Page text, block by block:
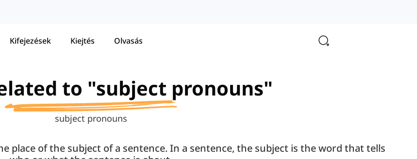
Kifejezések Kiejtés Olvasás
to "subject pronouns"
subject pronouns
place of the subject of a sentence. In a sentence, the subject is the word that tells